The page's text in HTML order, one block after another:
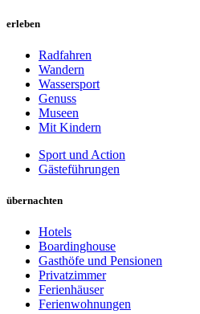
erleben
Radfahren
Wandern
Wassersport
Genuss
Museen
Mit Kindern
Sport und Action
Gästeführungen
übernachten
Hotels
Boardinghouse
Gasthöfe und Pensionen
Privatzimmer
Ferienhäuser
Ferienwohnungen